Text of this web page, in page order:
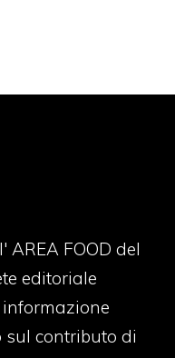
AREA FOOD del
editoriale
sul contributo di